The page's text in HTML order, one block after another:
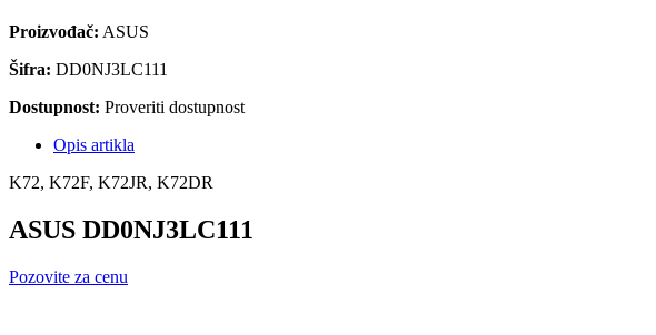
Proizvođač: ASUS
Šifra: DD0NJ3LC111
Dostupnost: Proveriti dostupnost
Opis artikla
K72, K72F, K72JR, K72DR
ASUS DD0NJ3LC111
Pozovite za cenu